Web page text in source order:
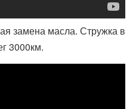
замена масла. Стружка в
3000км.